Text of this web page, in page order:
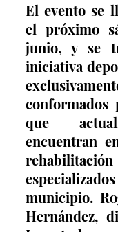
El evento se
el próximo
junio, y se
iniciativa
conformados
que
encuentran
municipio.
Hernández,